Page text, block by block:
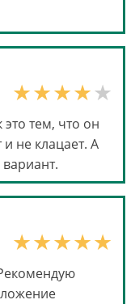
тем, что он
не клацает. А